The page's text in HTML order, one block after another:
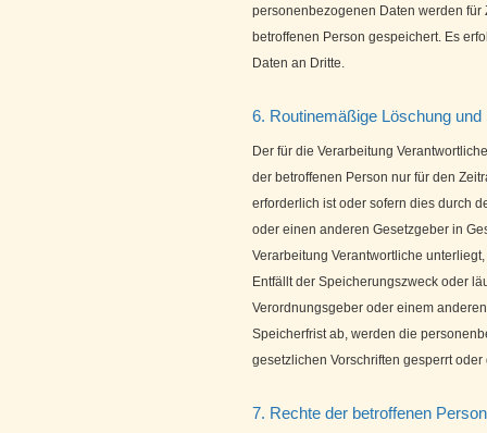
personenbezogenen Daten werden
betroffenen Person gespeichert. Es
Daten an Dritte.
6. Routinemäßige Löschung
Der für die Verarbeitung
der betroffenen Person nur für den
erforderlich ist oder sofern dies durch
oder einen anderen Gesetzgeber in
Verarbeitung Verantwortliche
Entfällt der Speicherungszweck oder
Verordnungsgeber oder einem
Speicherfrist ab, werden die
gesetzlichen Vorschriften gesperrt oder
7. Rechte der betroffenen Person